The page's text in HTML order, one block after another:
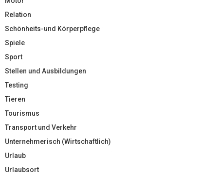
Relation
Schönheits-und Körperpflege
Spiele
Sport
Stellen und Ausbildungen
Testing
Tieren
Tourismus
Transport und Verkehr
Unternehmerisch (Wirtschaftlich)
Urlaub
Urlaubsort